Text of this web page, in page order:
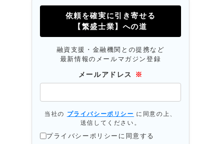
依頼を確実に引き寄せる
【繁盛士業】への道
融資支援・金融機関との提携など
最新情報のメールマガジン登録
メールアドレス ※
当社の プライバシーポリシー に同意の上、
送信してください。
プライバシーポリシーに同意する